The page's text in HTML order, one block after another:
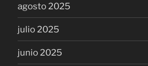
agosto 2025
julio 2025
junio 2025